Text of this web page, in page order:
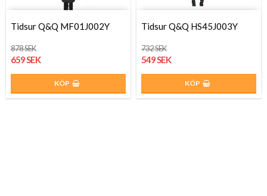
Tidsur Q&Q MF01J002Y
878 SEK
659 SEK
KÖP
Tidsur Q&Q HS45J003Y
732 SEK
549 SEK
KÖP